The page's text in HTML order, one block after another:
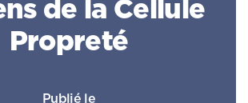
de la Cellule
Propreté
Publié le